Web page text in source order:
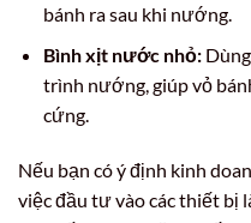
bánh ra sau khi nướng.
Bình xịt nước nhỏ:
trình nướng, giúp vỏ
cứng.
Nếu bạn có ý định kinh
việc đầu tư vào các thiết bị